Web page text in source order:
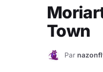
Town
N Par